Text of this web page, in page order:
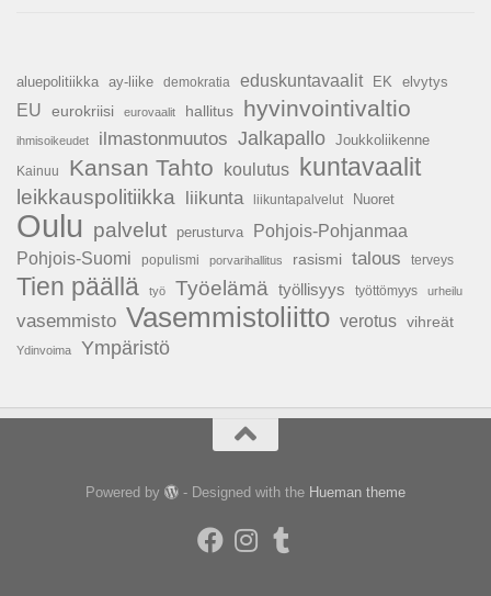
aluepolitiikka ay-liike demokratia eduskuntavaalit EK elvytys
EU eurokriisi eurovaalit hallitus hyvinvointivaltio
ihmisoikeudet ilmastonmuutos Jalkapallo Joukkoliikenne
Kainuu Kansan Tahto koulutus kuntavaalit
leikkauspolitiikka liikunta liikuntapalvelut Nuoret
Oulu palvelut perusturva
Pohjois-Pohjanmaa
Pohjois-Suomi
populismi porvarihallitus rasismi talous terveys
Tien päällä työ Työelämä työllisyys työttömyys urheilu
vasemmisto Vasemmistoliitto verotus vihreät
Ydinvoima Ympäristö
Powered by - Designed with the Hueman theme